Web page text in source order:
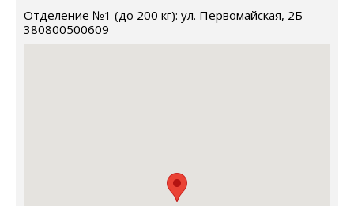
Отделение №1 (до 200 кг): ул. Первомайская, 2Б
380800500609